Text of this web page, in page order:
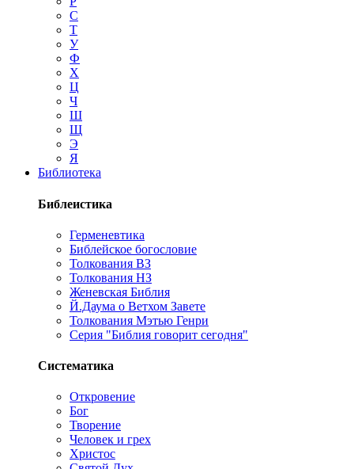
С
Т
У
Ф
Х
Ц
Ч
Ш
Щ
Э
Я
Библиотека
Библеистика
Герменевтика
Библейское богословие
Толкования ВЗ
Толкования НЗ
Женевская Библия
Й.Даума о Ветхом Завете
Толкования Мэтью Генри
Серия "Библия говорит сегодня"
Систематика
Откровение
Бог
Творение
Человек и грех
Христос